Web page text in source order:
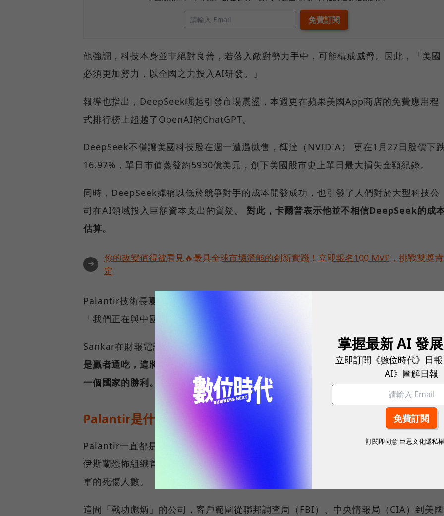
他強調，科技本身並非絕對良善，若落入敵對勢力手中，可能構成威脅。因此，「美國
必須更加努力，以全國之力投入AI研發。」
報導也指出，DeepSeek崛起引發市場震盪，本週更在蘋果美國App商店的免費應用程
式排行榜上超越了OpenAI的ChatGPT。
DeepSeek不僅讓美國科技股在週一遭遇拋售，輝達（NVIDIA） 更在1月27日股價下
16.97%，單日市值蒸發約5930億美元，創下美國股市史上單日最大損失金額紀錄。
同時，DeepSeek據稱以低於競爭對手的成本開發成功，也引發了人們對於大型科技公
司在AI領域投入巨額資本支出的質疑。 對此，卡爾普表示他並不相信DeepSeek的成
估算。
➜
你的改變值得被看見🔥最具全球市場潛能的創新實踐！立即報名100 MVP，挑戰雙獎肯
定
Palantir技術長夏姆·桑卡爾（Shyam Sankar）則表示，DeepSeek事件的真正教訓是
「我們正在與中國交戰。」
Sankar在財報電話會議上表示，
「我們正處於AI軍備競賽之中，我們要瞭解，AI競賽
是贏者通吃，這將是一場涉及整個國家的努力，且不僅限於國防部，才能確保我們作為
一個國家的勝利。」
Palantir是什麼公司？
Palantir一直都是矽谷最神秘的公司之一，據傳該公司曾利用數據技術，協助美軍找到
伊斯蘭恐怖組織首腦賓拉登可能的藏身處，並分析阿富汗境內的炸彈分布樣態，降低美
軍的死傷人數。
這間「戰功彪炳」的公司，客戶範圍從聯邦調查局（FBI）、中央情報局（CIA）到美國
掌握最新 AI 發
立即訂閱《數位時代》日
AI》圖解日報
訂閱即同意 巨思文化隱私